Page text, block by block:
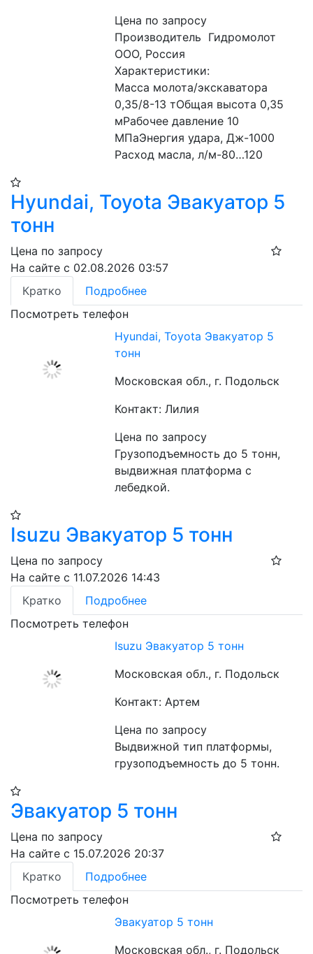
Цена по запросу
Производитель  Гидромолот
ООО, Россия
Характеристики:
Масса молота/экскаватора
0,35/8-13 тОбщая высота 0,35
мРабочее давление 10
МПаЭнергия удара, Дж-1000
Расход масла, л/м-80…120
Hyundai, Toyota Эвакуатор 5
тонн
Цена по запросу
На сайте с 02.08.2026 03:57
Кратко
Подробнее
Посмотреть телефон
Hyundai, Toyota Эвакуатор 5
тонн
Московская обл., г. Подольск
Контакт: Лилия
Цена по запросу
Грузоподъемность до 5 тонн,
выдвижная платформа с
лебедкой.
Isuzu Эвакуатор 5 тонн
Цена по запросу
На сайте с 11.07.2026 14:43
Кратко
Подробнее
Посмотреть телефон
Isuzu Эвакуатор 5 тонн
Московская обл., г. Подольск
Контакт: Артем
Цена по запросу
Выдвижной тип платформы,
грузоподъемность до 5 тонн.
Эвакуатор 5 тонн
Цена по запросу
На сайте с 15.07.2026 20:37
Кратко
Подробнее
Посмотреть телефон
Эвакуатор 5 тонн
Московская обл., г. Подольск